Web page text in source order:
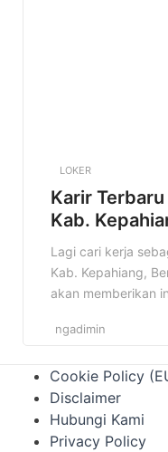
LOKER
Karir
Kab.
Tahun 2025
Lagi cari kerja
Kab. Kepahiang,
akan memberikan
sedang kamu cari.
banget, apalagi
kualifikasi kamu.
menemukan […]
ngadimin
Cookie Policy
Disclaimer
Hubungi Kami
Privacy Policy